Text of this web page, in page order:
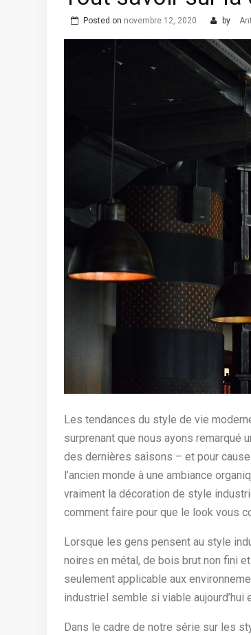
Posted on novembre 12, 2020 by
Les tendances du style de vie
surprenant que nous ayons remarqué
des dernières saisons – et pour
l’ancien monde à une ambiance
vraiment la décoration de style
comment faire pour que le look vous
Lorsque les gens pensent au style
noires en métal, de bois brut non fini
seulement applicable aux
industriel semble si viable aujourd’hui
Dans le cadre de notre série sur les